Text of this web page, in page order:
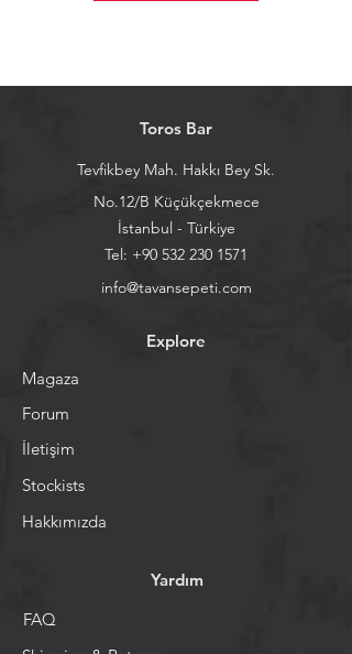
Toros Bar
Tevfikbey Mah. Hakkı Bey Sk.
No.12/B Küçükçekmece
İstanbul - Türkiye
Tel: +90 532 230 1571
info@tavansepeti.com
Explore
Magaza
Forum
İletişim
Stockists
Hakkımızda
Yardım
FAQ